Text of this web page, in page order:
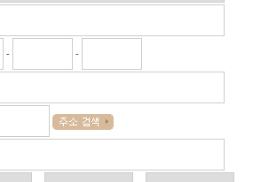
- -